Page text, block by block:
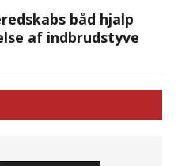
båd hjalp
af indbrudstyve